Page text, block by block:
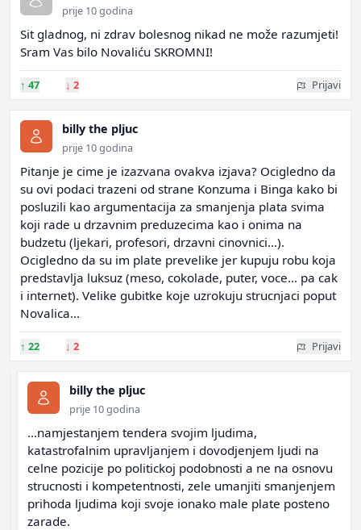
prije 10 godina
Sit gladnog, ni zdrav bolesnog nikad ne može razumjeti!
Sram Vas bilo Novaliću SKROMNI!
↑ 47 ↓ 2 Prijavi
billy the pljuc
prije 10 godina
Pitanje je cime je izazvana ovakva izjava? Ocigledno da
su ovi podaci trazeni od strane Konzuma i Binga kako bi
posluzili kao argumentacija za smanjenja plata svima
koji rade u drzavnim preduzecima kao i onima na
budzetu (ljekari, profesori, drzavni cinovnici...).
Ocigledno da su im plate prevelike jer kupuju robu koja
predstavlja luksuz (meso, cokolade, puter, voce... pa cak
i internet). Velike gubitke koje uzrokuju strucnjaci poput
Novalica...
↑ 22 ↓ 2 Prijavi
billy the pljuc
prije 10 godina
...namjestanjem tendera svojim ljudima,
katastrofalnim upravljanjem i dovodjenjem ljudi na
celne pozicije po politickoj podobnosti a ne na osnovu
strucnosti i kompetentnosti, zele umanjiti smanjenjem
prihoda ljudima koji svoje ionako male plate posteno
zarade.